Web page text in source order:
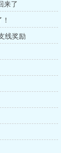
来了
线奖励